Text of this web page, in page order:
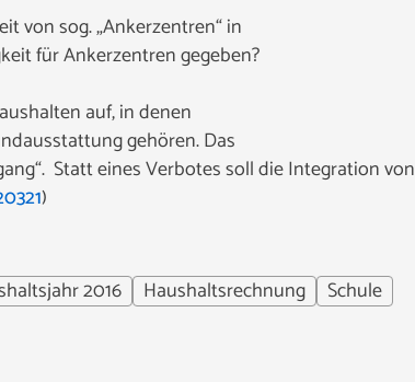
von sog. „Ankerzentren“ in
für Ankerzentren gegeben?
auf, in denen
gehören. Das
Statt eines Verbotes soll die Integration von
)
2016 Haushaltsrechnung
Schule